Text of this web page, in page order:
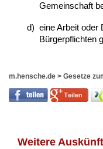
Gemeinschaft
d) eine Arbeit oder
Bürgerpflichten
m.hensche.de > Gesetze
Weitere